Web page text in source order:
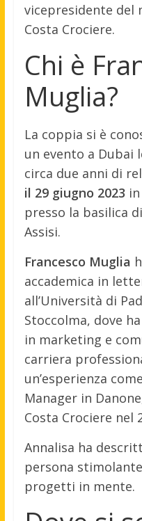
vicepresidente del
Costa Crociere.
Chi è
Muglia?
La coppia si è
un evento a Dubai
circa due anni di
il 29 giugno 2023
presso la basilica
Assisi.
Francesco Muglia
accademica in
all’Università di
Stoccolma, dove
in marketing e
carriera
un’esperienza
Manager in
Costa Crociere nel
Annalisa ha
persona
progetti in mente.